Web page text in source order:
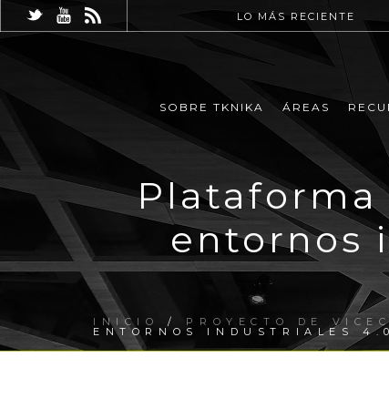
LO MÁS RECIENTE
SOBRE TKNIKA ÁREAS
Plataforma
entornos
INICIO / PROYECTO DE
ENTORNOS INDUSTRIALES